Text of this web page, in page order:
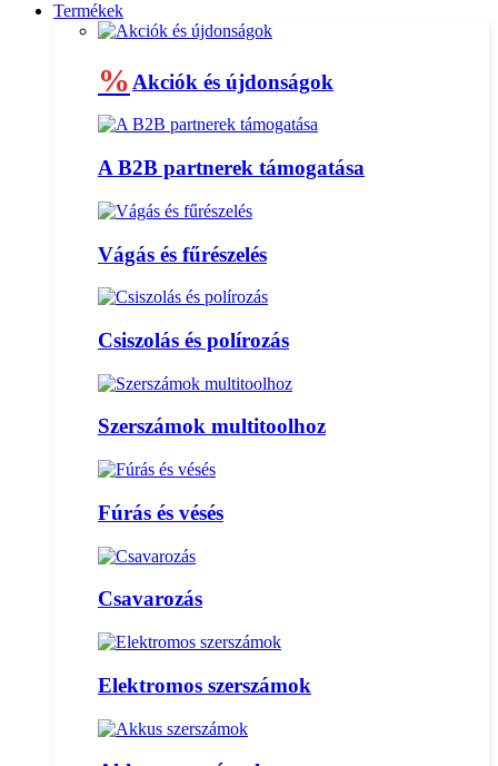
Termékek
% Akciók és újdonságok
A B2B partnerek támogatása
Vágás és fűrészelés
Csiszolás és polírozás
Szerszámok multitoolhoz
Fúrás és vésés
Csavarozás
Elektromos szerszámok